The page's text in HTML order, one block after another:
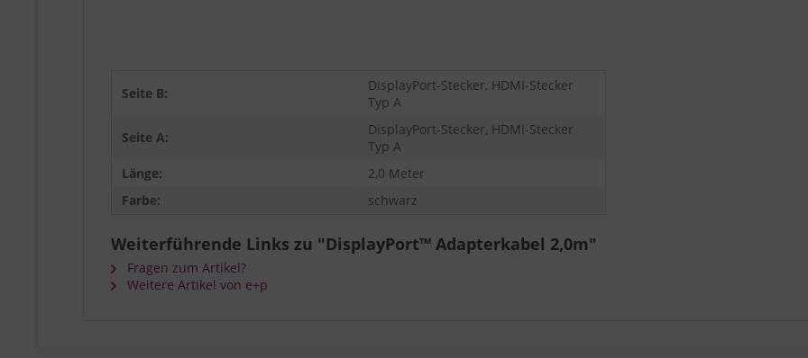
Seite B:
DisplayPort-Stecker, HDMI-Stecker
Typ A
Seite A:
DisplayPort-Stecker, HDMI-Stecker
Typ A
Länge:
2,0 Meter
Farbe:
schwarz
Weiterführende Links zu "DisplayPort™ Adapterkabel 2,0m"
Fragen zum Artikel?
Weitere Artikel von e+p